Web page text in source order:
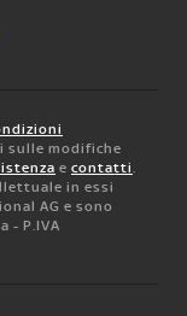
sulle modifiche
e contatti.
in essi
AG e sono
- P.IVA